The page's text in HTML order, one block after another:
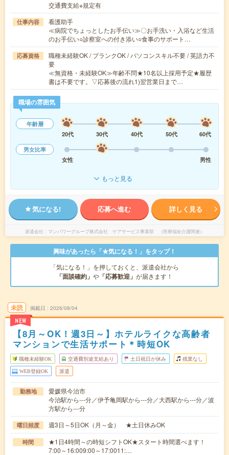
交通費支給※規定有
仕事内容
看護助手
≪病院でちょっとしたお手伝い≫〇お手洗い・入浴など生活
のお手伝い○診察室への付き添い○食事のサポート…
応募資格
職種未経験OK / ブランクOK / パソコンスキル不要 / 英語力不
要
≪無資格・未経験OK≫年齢不問★10名以上採用予定★履歴
書は不要です。▽応募後の流れ1)翌営業日まで…
職場の雰囲気
年齢層
20代
30代 40代 50代
60代
男女比率
女性
男性
もっと見る
気になる! 応募へ進む 詳しく見る
派遣会社 マンパワーグループ株式会社 ケアサービス事業部 （医療福祉介護関連）
興味があったら「★気になる！」をタップ！
「気になる！」を押しておくと、派遣会社から
「面談確約」 や 「応募歓迎」 が届きます！
未読
NEW
掲載日 2026/08/04
【8月～OK！週3日～】ホテルライクな高齢者
マンションで生活サポート＊時短OK
職種未経験OK 交通費別途支給あり 土日祝日が休み 残業なし
WEB登録OK 派遣
勤務地
愛媛県今治市
今治駅から---分／伊予亀岡駅から---分／大西駅から---分／波
方駅から---分
曜日頻度 週3日～5日OK（月～金） ★土日休みOK
時間
★1日4時間～の時短シフトOK★スタート時間選べます！
7:00～16:009:00～17:0011:…